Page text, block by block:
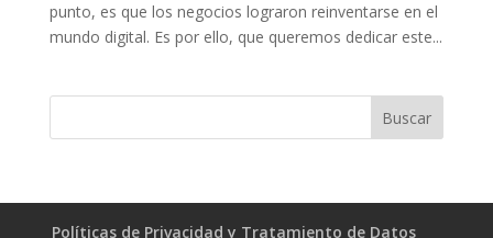
punto, es que los negocios lograron reinventarse en el
mundo digital. Es por ello, que queremos dedicar este...
Políticas de Privacidad y Tratamiento de Datos